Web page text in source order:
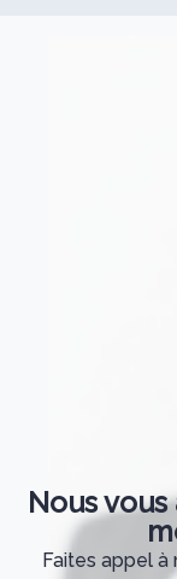
Nous
Faites appel